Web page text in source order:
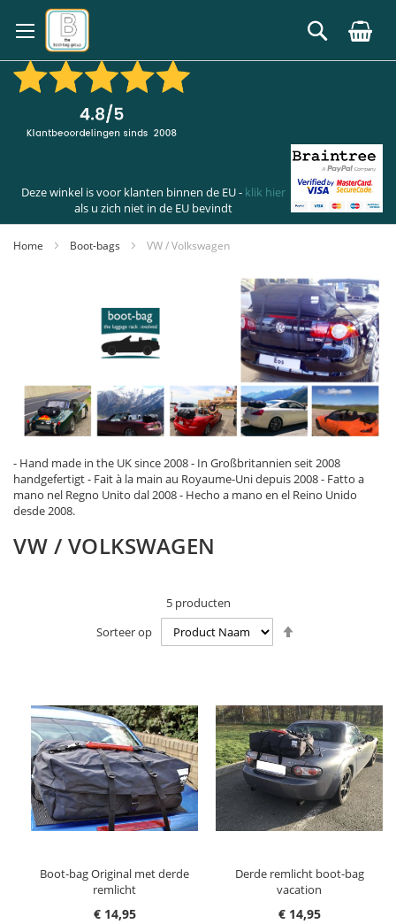
naar
de
inhoud
Zoek
Deze winkel is voor klanten binnen de EU - klik hier
als u zich niet in de EU bevindt
Home Boot-bags VW / Volkswagen
- Hand made in the UK since 2008 - In Großbritannien seit 2008
handgefertigt - Fait à la main au Royaume-Uni depuis 2008 - Fatto a
mano nel Regno Unito dal 2008 - Hecho a mano en el Reino Unido
desde 2008.
VW / VOLKSWAGEN
5producten
Sorteer op
Boot-bag Original met derde
remlicht
€ 14,95
Derde remlicht boot-bag
vacation
€ 14,95